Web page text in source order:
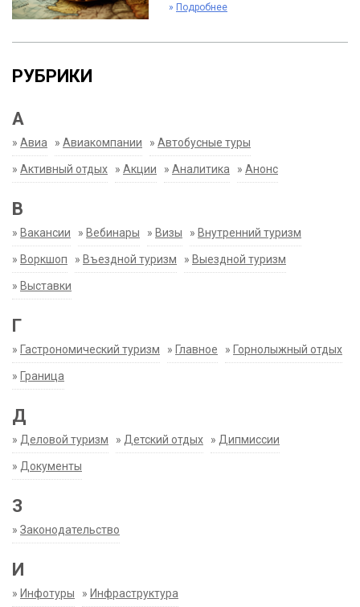
» Подробнее
РУБРИКИ
А
» Авиа » Авиакомпании » Автобусные туры
» Активный отдых » Акции » Аналитика » Анонс
В
» Вакансии » Вебинары » Визы » Внутренний туризм
» Воркшоп » Въездной туризм » Выездной туризм
» Выставки
Г
» Гастрономический туризм » Главное » Горнолыжный отдых
» Граница
Д
» Деловой туризм » Детский отдых » Дипмиссии
» Документы
З
» Законодательство
И
» Инфотуры » Инфраструктура